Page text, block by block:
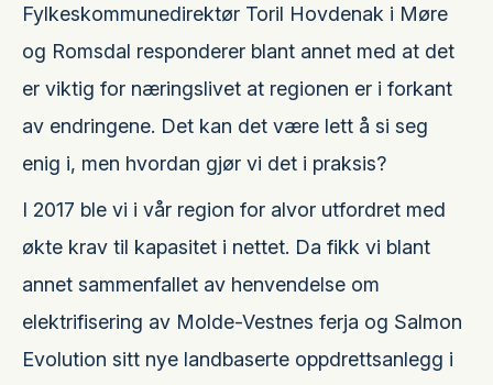
Fylkeskommunedirektør Toril Hovdenak i Møre
og Romsdal responderer blant annet med at det
er viktig for næringslivet at regionen er i forkant
av endringene. Det kan det være lett å si seg
enig i, men hvordan gjør vi det i praksis?
I 2017 ble vi i vår region for alvor utfordret med
økte krav til kapasitet i nettet. Da fikk vi blant
annet sammenfallet av henvendelse om
elektrifisering av Molde-Vestnes ferja og Salmon
Evolution sitt nye landbaserte oppdrettsanlegg i